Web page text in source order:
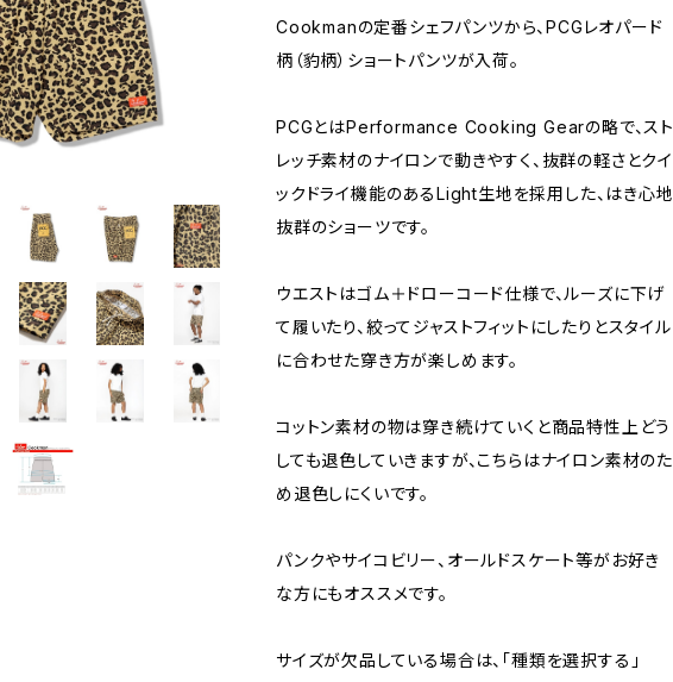
Cookmanの定番シェフパンツから、PCGレオパード
柄（豹柄）ショートパンツが入荷。
PCGとはPerformance Cooking Gearの略で、スト
レッチ素材のナイロンで動きやすく、抜群の軽さとクイ
ックドライ機能のあるLight生地を採用した、はき心地
抜群のショーツです。
ウエストはゴム＋ドローコード仕様で、ルーズに下げ
て履いたり、絞ってジャストフィットにしたりとスタイル
に合わせた穿き方が楽しめます。
コットン素材の物は穿き続けていくと商品特性上どう
しても退色していきますが、こちらはナイロン素材のた
め退色しにくいです。
パンクやサイコビリー、オールドスケート等がお好き
な方にもオススメです。
サイズが欠品している場合は、「種類を選択する」